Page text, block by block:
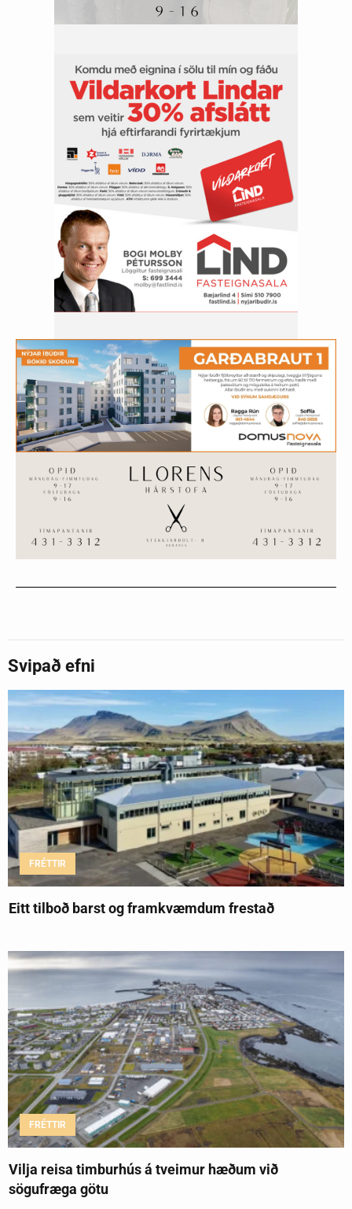
Svipað efni
FRÉTTIR
Eitt tilboð barst og framkvæmdum frestað
FRÉTTIR
Vilja reisa timburhús á tveimur hæðum við
sögufræga götu